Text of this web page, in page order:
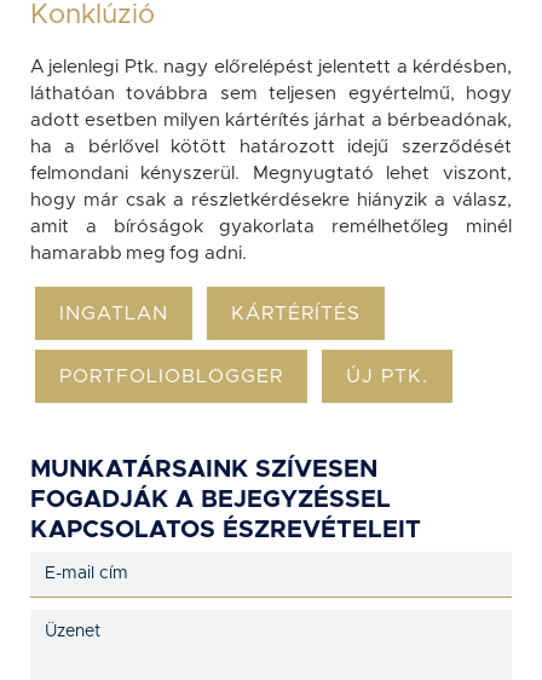
Konklúzió
A jelenlegi Ptk. nagy előrelépést jelentett a kérdésben,
láthatóan továbbra sem teljesen egyértelmű, hogy
adott esetben milyen kártérítés járhat a bérbeadónak,
ha a bérlővel kötött határozott idejű szerződését
felmondani kényszerül. Megnyugtató lehet viszont,
hogy már csak a részletkérdésekre hiányzik a válasz,
amit a bíróságok gyakorlata remélhetőleg minél
hamarabb meg fog adni.
INGATLAN KÁRTÉRÍTÉS
PORTFOLIOBLOGGER ÚJ PTK.
MUNKATÁRSAINK SZÍVESEN
FOGADJÁK A BEJEGYZÉSSEL
KAPCSOLATOS ÉSZREVÉTELEIT